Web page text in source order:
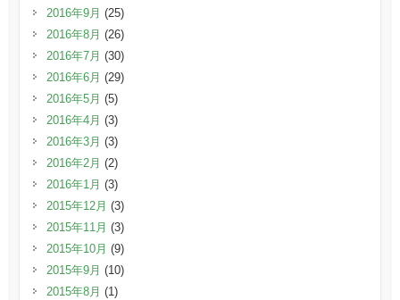
2016年9月 (25)
2016年8月 (26)
2016年7月 (30)
2016年6月 (29)
2016年5月 (5)
2016年4月 (3)
2016年3月 (3)
2016年2月 (2)
2016年1月 (3)
2015年12月 (3)
2015年11月 (3)
2015年10月 (9)
2015年9月 (10)
2015年8月 (1)